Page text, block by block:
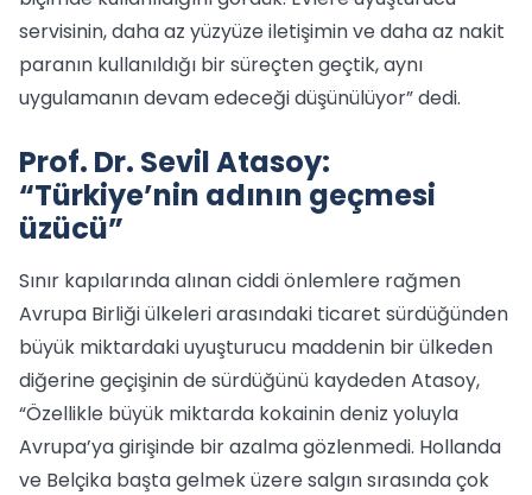
servisinin, daha az yüzyüze iletişimin ve daha az nakit
paranın kullanıldığı bir süreçten geçtik, aynı
uygulamanın devam edeceği düşünülüyor” dedi.
Prof. Dr. Sevil Atasoy:
“Türkiye’nin adının geçmesi
üzücü”
Sınır kapılarında alınan ciddi önlemlere rağmen
Avrupa Birliği ülkeleri arasındaki ticaret sürdüğünden
büyük miktardaki uyuşturucu maddenin bir ülkeden
diğerine geçişinin de sürdüğünü kaydeden Atasoy,
“Özellikle büyük miktarda kokainin deniz yoluyla
Avrupa’ya girişinde bir azalma gözlenmedi. Hollanda
ve Belçika başta gelmek üzere salgın sırasında çok